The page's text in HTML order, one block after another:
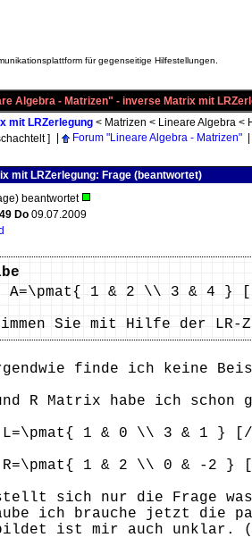
für gegenseitige Hilfestellungen.
Algebra - Matrizen" - inverse Matrix mit
mit LRZerlegung < Matrizen < Lineare Algebra <
] Forum "Lineare Algebra - Matrizen"
mit LRZerlegung: Frage (beantwortet)
beantwortet
Do 09.07.2009
A=\pmat{ 1 & 2 \\ 3 & 4 } [/
Sie mit Hilfe der
finde ich keine
R Matrix habe ich schon
L=\pmat{ 1 & 0 \\ 3 & 1 } [/
R=\pmat{ 1 & 2 \\ 0 & -2 }
sich nur die Frage
ich brauche jetzt die
ist mir auch unklar.